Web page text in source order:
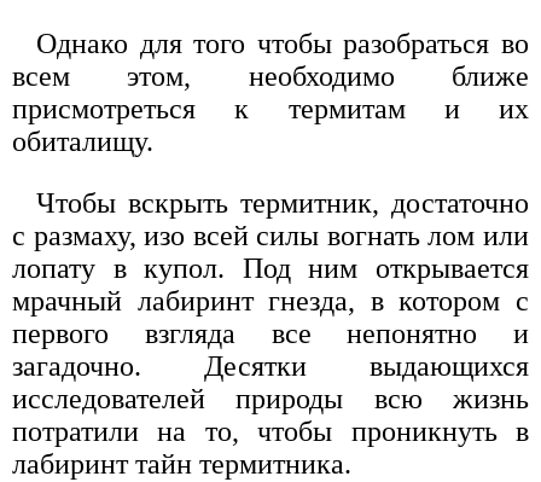
Однако для того чтобы разобраться во
всем этом, необходимо ближе
присмотреться к термитам и их
обиталищу.
Чтобы вскрыть термитник, достаточно
с размаху, изо всей силы вогнать лом или
лопату в купол. Под ним открывается
мрачный лабиринт гнезда, в котором с
первого взгляда все непонятно и
загадочно. Десятки выдающихся
исследователей природы всю жизнь
потратили на то, чтобы проникнуть в
лабиринт тайн термитника.